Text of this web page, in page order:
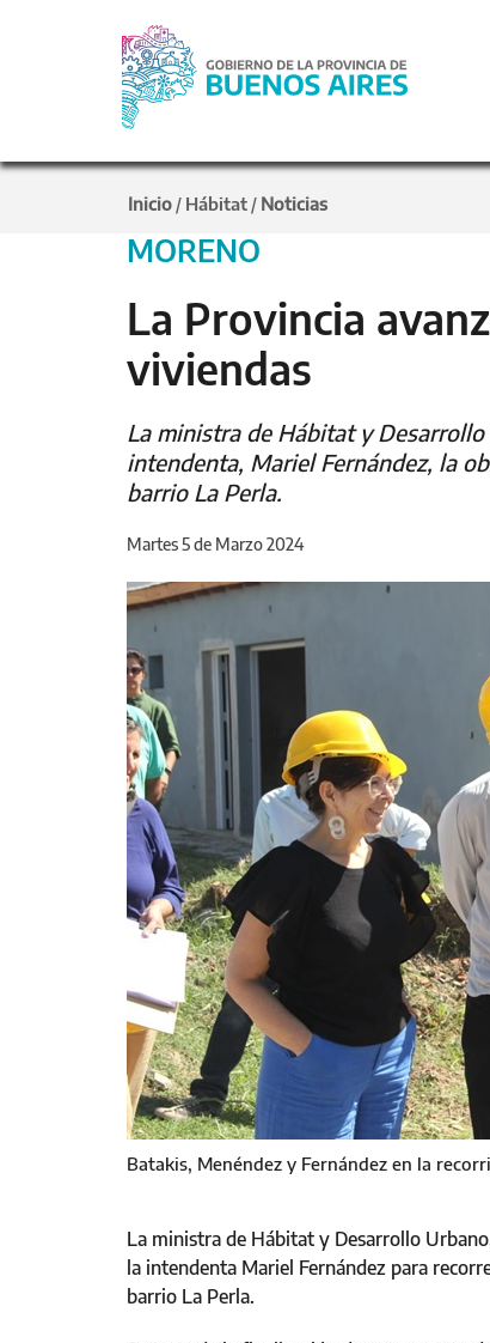
Inicio / Hábitat / Noticias
MORENO
La Provincia
viviendas
La ministra de Hábitat y
intendenta, Mariel Fernández, la
barrio La Perla.
Martes 5 de Marzo 2024
Batakis, Menéndez y Fernández en la
La ministra de Hábitat y Desarrollo
la intendenta Mariel Fernández para
barrio La Perla.